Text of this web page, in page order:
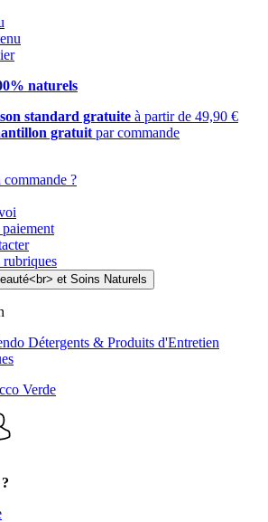
naturels
standard gratuite à partir de 49,90 €
gratuit par commande
commande ?
rubriques
Détergents & Produits d'Entretien